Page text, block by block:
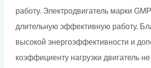
работу. Электродвигатель марки
длительную эффективную работу.
высокой энергоэффективности и
коэффициенту нагрузки двигатель